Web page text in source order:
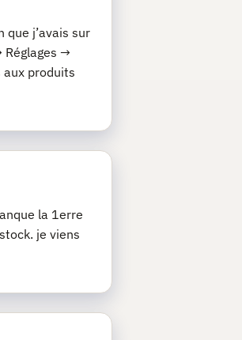
j’avais sur
Réglages →
aux produits
la 1erre
je viens